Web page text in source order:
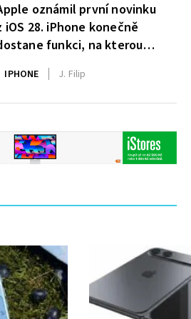
oznámil první novinku
iOS 28. iPhone konečně
funkci, na kterou
Windows čekají roky
IPHONE J. Filip